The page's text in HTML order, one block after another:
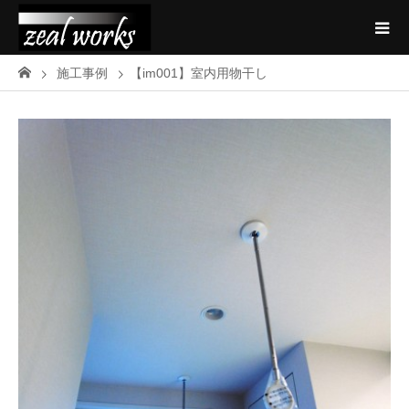
施工事例 【im001】室内用物干し